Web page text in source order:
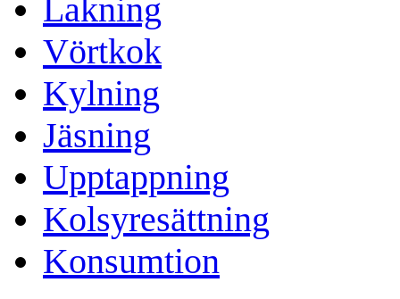
Lakning
Vörtkok
Kylning
Jäsning
Upptappning
Kolsyresättning
Konsumtion